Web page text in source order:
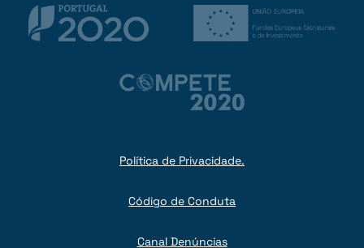
Política de Privacidade.
Código de Conduta
Canal Denúncias